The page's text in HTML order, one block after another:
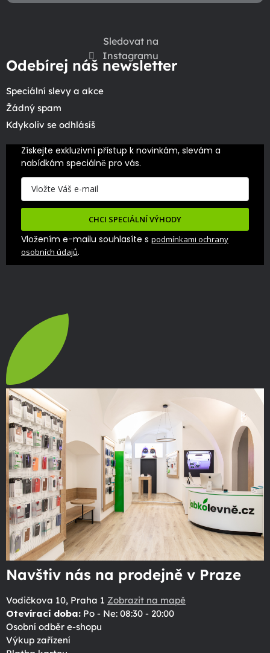
Sledovat na
Instagramu
Odebírej náš newsletter
Speciální slevy a akce
Žádný spam
Kdykoliv se odhlásíš
Získejte exkluzivní přístup k novinkám, slevám a
nabídkám speciálně pro vás.
CHCI SPECIÁLNÍ VÝHODY
Vložením e-mailu souhlasíte s podmínkami ochrany
osobních údajů.
Navštiv nás na prodejně v Praze
Vodičkova 10, Praha 1 Zobrazit na mapě
Otevírací doba: Po - Ne: 08:30 - 20:00
Osobní odběr e-shopu
Výkup zařízení